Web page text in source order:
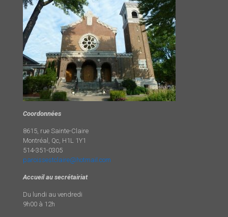
Coordonnées
8615, rue Sainte-Claire
Montréal, Qc, H1L 1Y1
514-351-0305
paroissestclaire@hotmail.com
Accueil au secrétairiat
Du lundi au vendredi
9h00 à 12h